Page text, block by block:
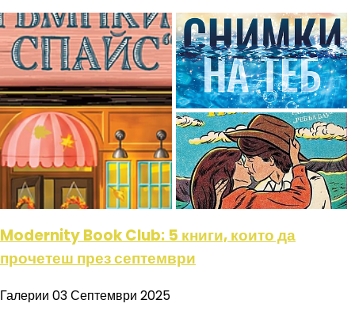
Modernity Book Club: 5 книги, които да
прочетеш през септември
Галерии 03 Септември 2025